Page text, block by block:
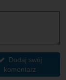
Dodaj swój
komentarz